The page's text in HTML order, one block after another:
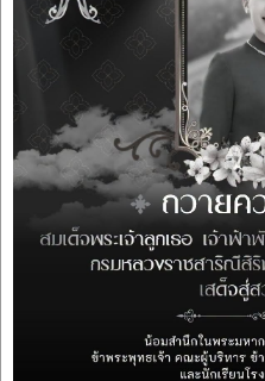
ผลงานวิชาการ จำนวนเนื้อหา: 1
โรงเรียน สตรีอ่างทอง ที่ตั้งเลขที่ 66
จังหวัดอ่างทอง สังกัดสำนักงานเข
โทร 035-611511 โทรสาร 035-
satriangthong@gmail.com
www.sa.ac.th